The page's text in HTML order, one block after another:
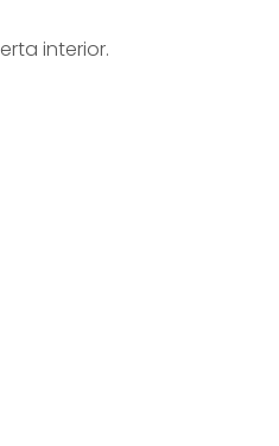
interior.